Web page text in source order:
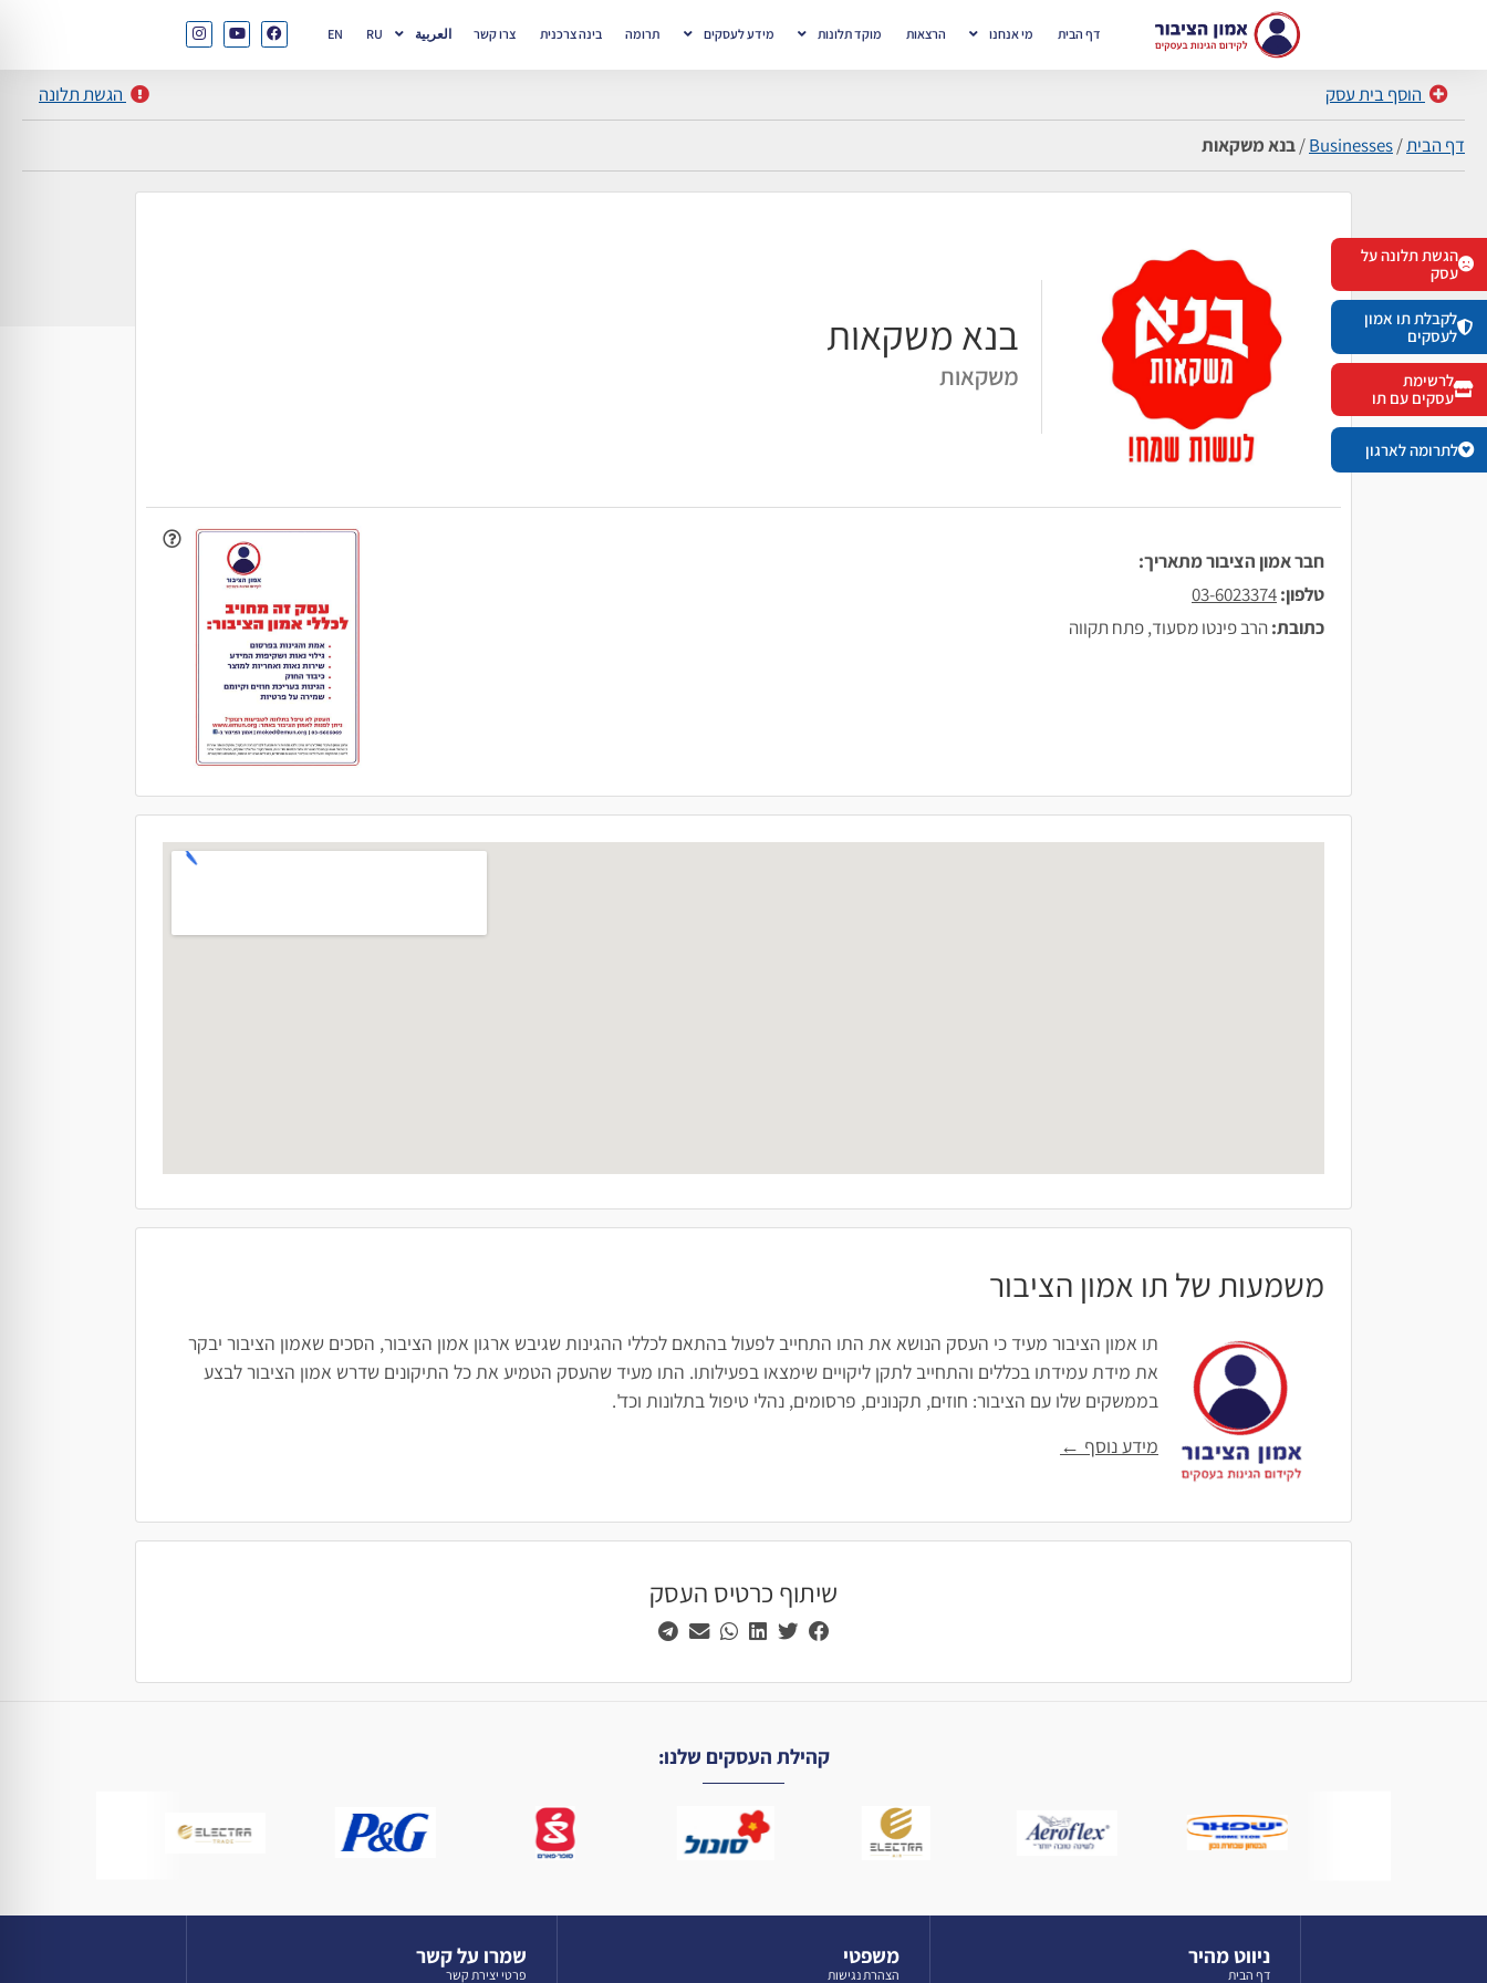
דף הבית מי אנחנו הרצאות מוקד תלונות מידע לעסקים תרומה בינה צרכנית צרו קשר العربية RU
EN
הוסף בית עסק הגשת תלונה
דף הבית/
Businesses
/בנא משקאות
בנא משקאות
משקאות
חבר אמון הציבור מתאריך:
טלפון:03-6023374
כתובת:הרב פינטו מסעוד, פתח תקווה
משמעות של תו אמון הציבור
תו אמון הציבור מעיד כי העסק הנושא את התו התחייב לפעול בהתאם לכללי ההגינות שגיבש ארגון אמון הציבור, הסכים שאמון הציבור יבקר
את מידת עמידתו בכללים והתחייב לתקן ליקויים שימצאו בפעילותו. התו מעיד שהעסק הטמיע את כל התיקונים שדרש אמון הציבור לבצע
בממשקים שלו עם הציבור: חוזים, תקנונים, פרסומים, נהלי טיפול בתלונות וכד'.
מידע נוסף ←
שיתוף כרטיס העסק
קהילת העסקים שלנו:
ניווט מהיר
דף הבית
משפטי
הצהרת נגישות
שמרו על קשר
פרטי יצירת קשר
הגשת תלונה על
עסק
לקבלת תו אמון
לעסקים
לתרומה לארגון
לרשימת
עסקים עם תו